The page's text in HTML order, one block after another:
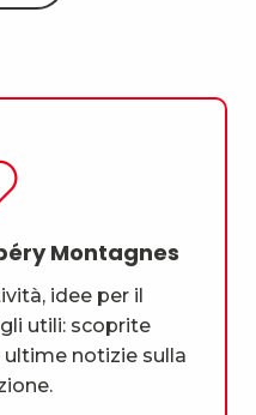
Montagnes
idee per il
utili: scoprite
notizie sulla